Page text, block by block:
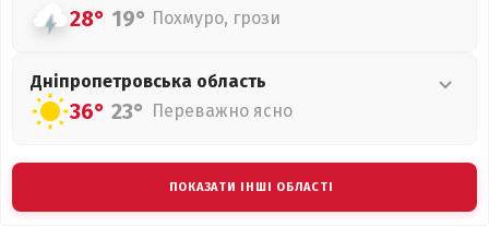
28° 19° Похмуро, грози
Дніпропетровська область
36° 23° Переважно ясно
ПОКАЗАТИ ІНШІ ОБЛАСТІ